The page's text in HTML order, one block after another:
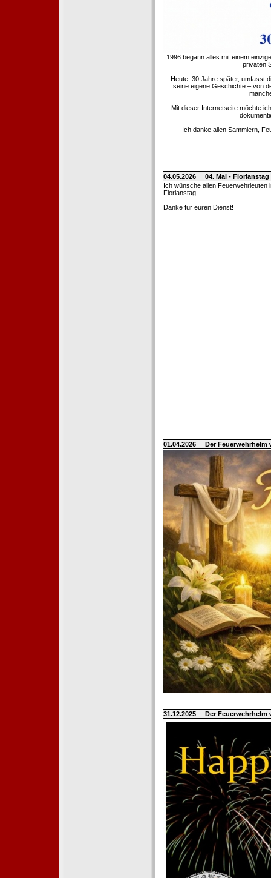
1996 begann alles mit einem
privaten
Heute, 30 Jahre später, umfasst
seine eigene Geschichte – von
Mit dieser Internetseite möchte
Ich danke allen Sammlern,
04.05.2026
04. Mai -
Ich wünsche allen Feuerwehrleuten
Florianstag.
Danke für euren Dienst!
01.04.2026 Der
31.12.2025 Der